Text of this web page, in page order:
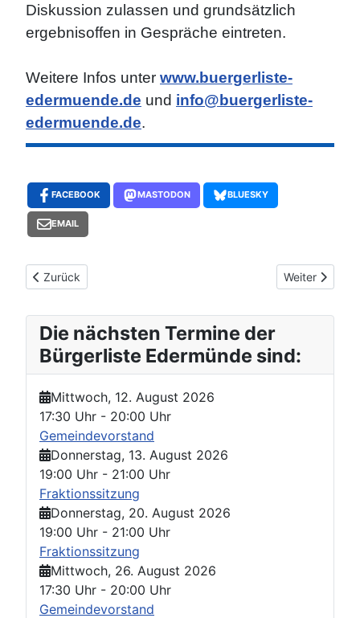
Diskussion zulassen und grundsätzlich
ergebnisoffen in Gespräche eintreten.
Weitere Infos unter www.buergerliste-
edermuende.de und info@buergerliste-
edermuende.de.
FACEBOOK MASTODON BLUESKY
EMAIL
Vorheriger Beitrag: Video
Zurück Nächster
Weiter
Die nächsten Termine der
Bürgerliste Edermünde sind:
Mittwoch, 12. August 2026
17:30 Uhr - 20:00 Uhr
Gemeindevorstand
Donnerstag, 13. August 2026
19:00 Uhr - 21:00 Uhr
Fraktionssitzung
Donnerstag, 20. August 2026
19:00 Uhr - 21:00 Uhr
Fraktionssitzung
Mittwoch, 26. August 2026
17:30 Uhr - 20:00 Uhr
Gemeindevorstand